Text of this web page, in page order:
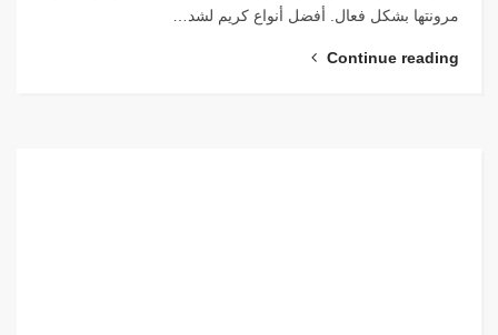
مرونتها بشكل فعال. أفضل أنواع كريم لشد…
Continue reading